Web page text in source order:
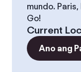
mundo.
Go!
Current
Ano ang